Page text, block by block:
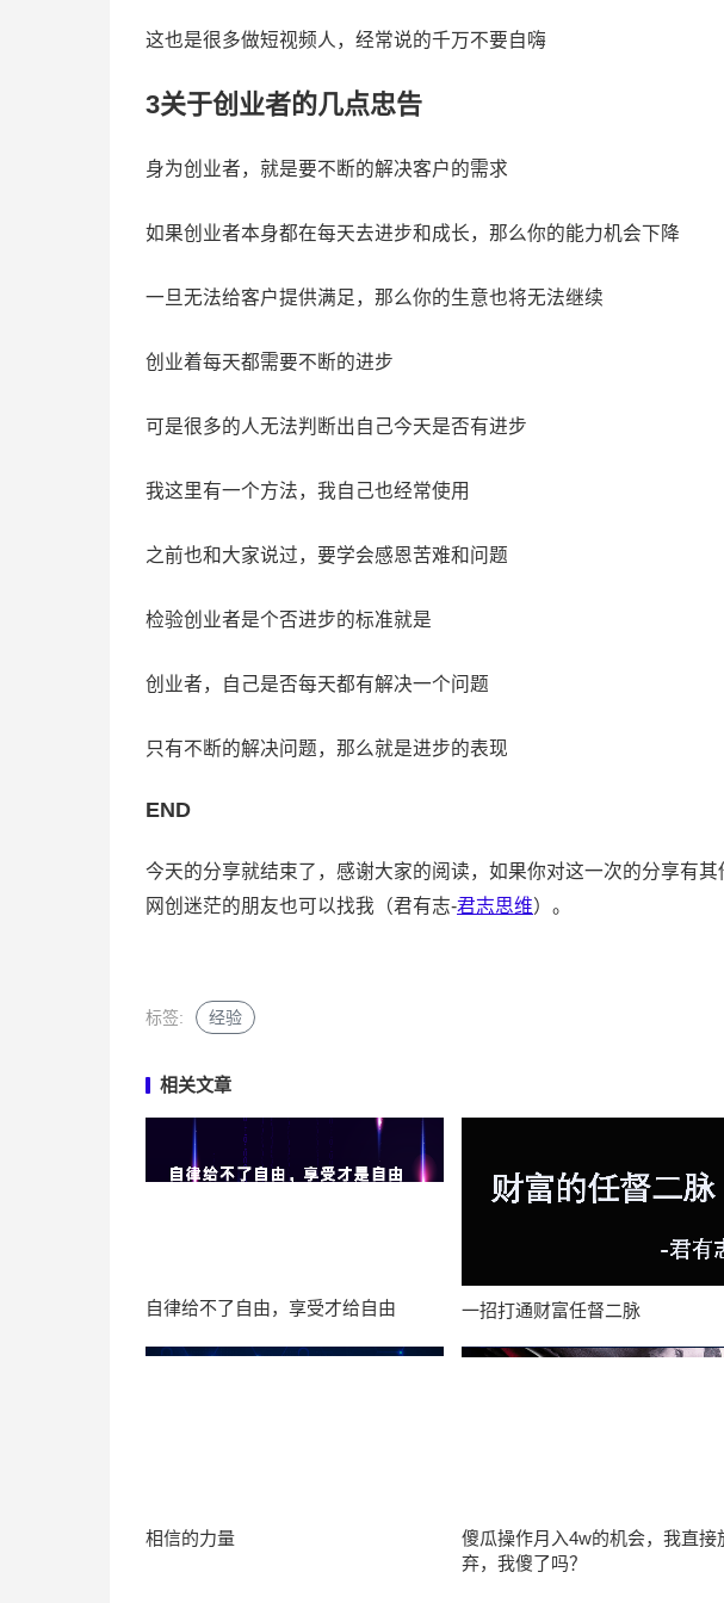
这也是很多做短视频人，经常说的千万不要自嗨
3关于创业者的几点忠告
身为创业者，就是要不断的解决客户的需求
如果创业者本身都在每天去进步和成长，那么你的能力机会下降
一旦无法给客户提供满足，那么你的生意也将无法继续
创业着每天都需要不断的进步
可是很多的人无法判断出自己今天是否有进步
我这里有一个方法，我自己也经常使用
之前也和大家说过，要学会感恩苦难和问题
检验创业者是个否进步的标准就是
创业者，自己是否每天都有解决一个问题
只有不断的解决问题，那么就是进步的表现
END
今天的分享就结束了，感谢大家的阅读，如果你对这一次的分享有
网创迷茫的朋友也可以找我（君有志-君志思维）。
标签: 经验
相关文章
自律给不了自由，享受才给自由 一招打通财富任督二脉
相信的力量
傻瓜操作月入4w的机会，我直接
弃，我傻了吗？